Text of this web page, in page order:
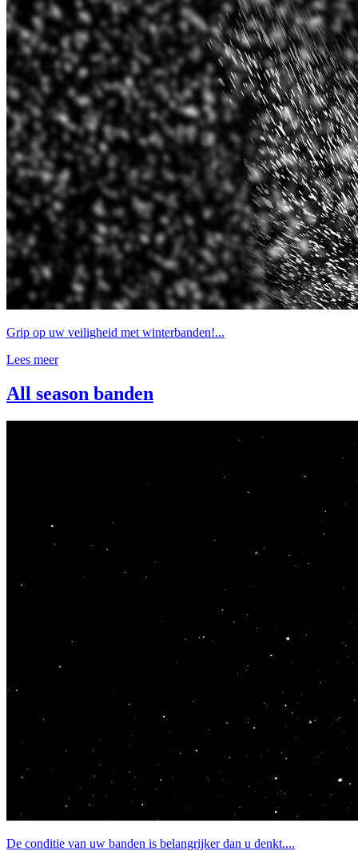
Grip op uw veiligheid met winterbanden!...
Lees meer
All season banden
De conditie van uw banden is belangrijker dan u denkt....